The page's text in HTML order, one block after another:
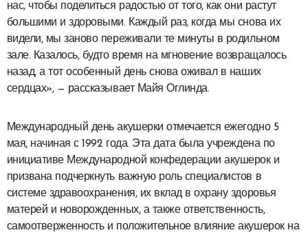
нас, чтобы поделиться радостью от того, как они растут
большими и здоровыми. Каждый раз, когда мы снова их
видели, мы заново переживали те минуты в родильном
зале. Казалось, будто время на мгновение возвращалось
назад, а тот особенный день снова оживал в наших
сердцах», — рассказывает Майя Оглинда.
Международный день акушерки отмечается ежегодно 5
мая, начиная с 1992 года. Эта дата была учреждена по
инициативе Международной конфедерации акушерок и
призвана подчеркнуть важную роль специалистов в
системе здравоохранения, их вклад в охрану здоровья
матерей и новорожденных, а также ответственность,
самоотверженность и положительное влияние акушерок на